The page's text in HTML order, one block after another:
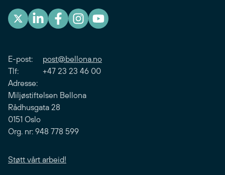
E-post: post@bellona.no
Tlf: +47 23 23 46 00
Adresse:
Miljøstiftelsen Bellona
Rådhusgata 28
0151 Oslo
Org. nr: 948 778 599
Støtt vårt arbeid!